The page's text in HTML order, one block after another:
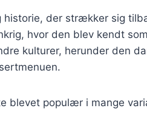
der strækker sig
hvor den blev kendt
kulturer, herunder den
blevet populær i mange